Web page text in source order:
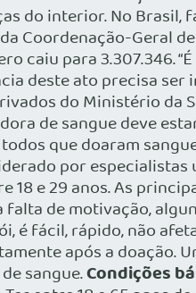
do interior. No
Coordenação-Geral
caiu para
deste ato precisa
do Ministério da
de sangue deve
que doaram
por
18 e 29 anos. As
falta de motivação,
é fácil, rápido, não
após a doação.
sangue.Condições